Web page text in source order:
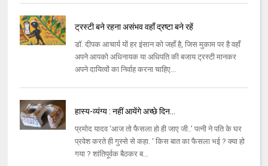
ट्रस्टी बने रहना असंभव वहाँ द्रष्टा बने रहें
डॉ. दीपक आचार्य यों हर इंसान को जहाँ है, जिस मुकाम पर है वहाँ
अपने आपको अधिनायक या अधिपति की बजाय ट्रस्टी मानकर
अपने दायित्वों का निर्वाह करना चाहिए...
हास्य-व्यंग्य : नहीं आयेंगे अच्छे दिन...
प्रमोद यादव ‘आज तो फैसला हो ही जाए जी..’ पत्नी ने पति के घर
प्रवेश करते ही गुस्से से कहा. ‘ किस बात का फैसला भई ? क्या हो
गया ? शांतिपूर्वक बैठकर ब...